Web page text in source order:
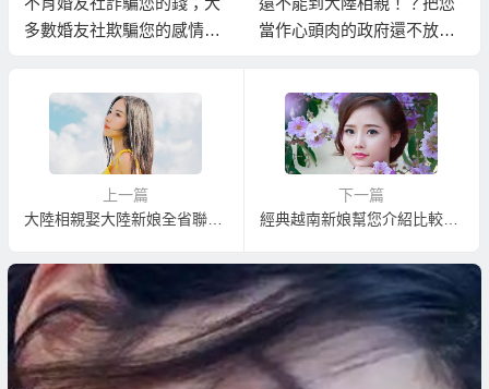
多數婚友社欺騙您的感情與
當作心頭肉的政府還不放心
上一篇
大陸相親娶大陸新娘全省聯絡服務據點
下一篇
經典越南新娘幫您介紹比較好的越南新娘；圓滿順利的娶個越南鄉下新娘！